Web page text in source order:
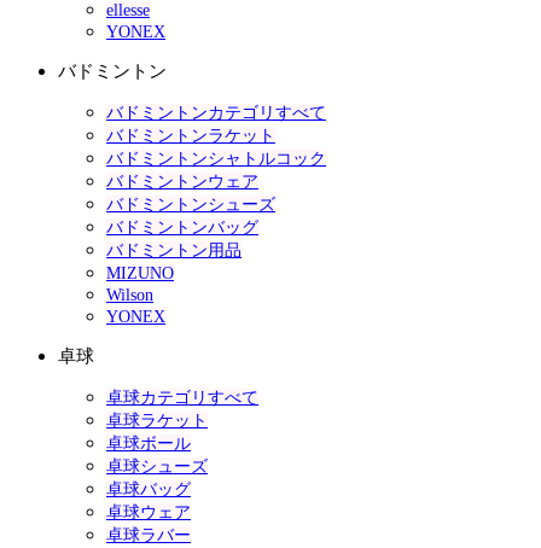
ellesse
YONEX
バドミントン
バドミントンカテゴリすべて
バドミントンラケット
バドミントンシャトルコック
バドミントンウェア
バドミントンシューズ
バドミントンバッグ
バドミントン用品
MIZUNO
Wilson
YONEX
卓球
卓球カテゴリすべて
卓球ラケット
卓球ボール
卓球シューズ
卓球バッグ
卓球ウェア
卓球ラバー